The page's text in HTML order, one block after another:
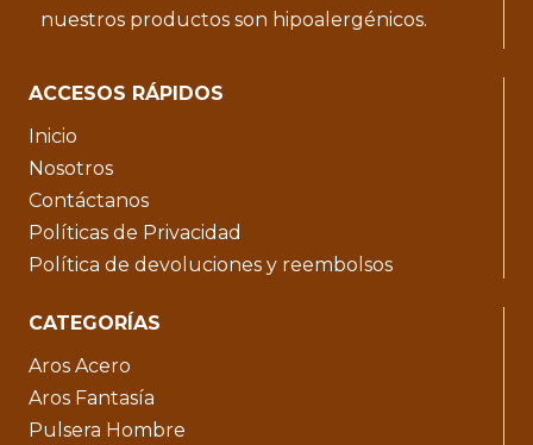
nuestros productos son hipoalergénicos.
ACCESOS RÁPIDOS
Inicio
Nosotros
Contáctanos
Políticas de Privacidad
Política de devoluciones y reembolsos
CATEGORÍAS
Aros Acero
Aros Fantasía
Pulsera Hombre